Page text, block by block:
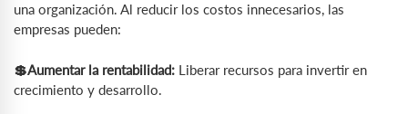
una organización. Al reducir los costos innecesarios, las
empresas pueden:
💲Aumentar la rentabilidad: Liberar recursos para invertir en
crecimiento y desarrollo.